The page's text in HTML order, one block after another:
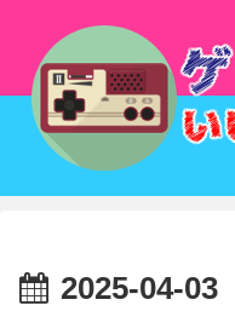
2025-04-03